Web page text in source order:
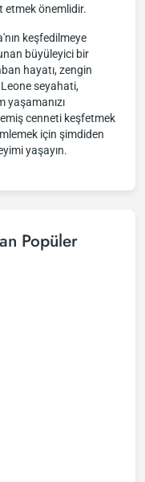
etmek önemlidir.
keşfedilmeye
büyüleyici bir
hayatı, zengin
Leone seyahati,
yaşamanızı
cenneti keşfetmek
için şimdiden
yaşayın.
Popüler